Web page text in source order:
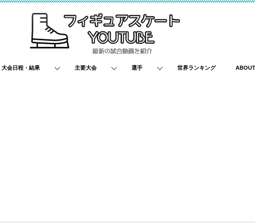
大会日程・結果 主要大会 選手 世界ランキング